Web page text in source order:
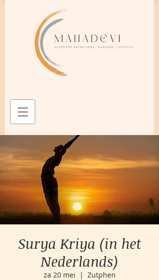
Surya Kriya (in het
Nederlands)
za 20 mei
  |
Zutphen